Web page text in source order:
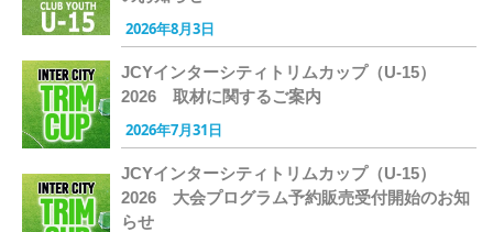
2026年8月3日
JCYインターシティトリムカップ（U-15）
2026 取材に関するご案内
2026年7月31日
JCYインターシティトリムカップ（U-15）
2026 大会プログラム予約販売受付開始のお知
らせ